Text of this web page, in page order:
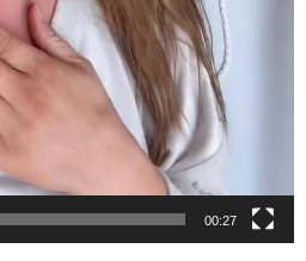
00:27